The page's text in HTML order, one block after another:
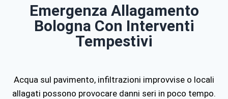
Emergenza Allagamento
Bologna Con Interventi
Tempestivi
Acqua sul pavimento, infiltrazioni improvvise o locali
allagati possono provocare danni seri in poco tempo.